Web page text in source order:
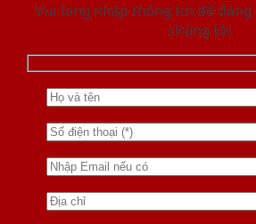
Vui lòng nhập thông tin để đăng
chúng tôi